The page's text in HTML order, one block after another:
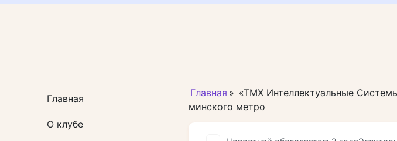
Главная » «ТМХ Интеллектуальные
минского метро
Главная
О клубе